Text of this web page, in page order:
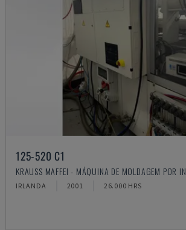
125-520 C1
KRAUSS MAFFEI - MÁQUINA DE MOLDAGEM POR
IRLANDA 2001 26.000 HRS